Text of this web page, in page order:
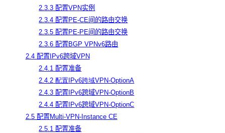
2.3.3 配置VPN实例
2.3.4 配置PE-CE间的路由交换
2.3.5 配置PE-PE间的路由交换
2.3.6 配置BGP VPNv6路由
2.4 配置IPv6跨域VPN
2.4.1 配置准备
2.4.2 配置IPv6跨域VPN-OptionA
2.4.3 配置IPv6跨域VPN-OptionB
2.4.4 配置IPv6跨域VPN-OptionC
2.5 配置Multi-VPN-Instance CE
2.5.1 配置准备